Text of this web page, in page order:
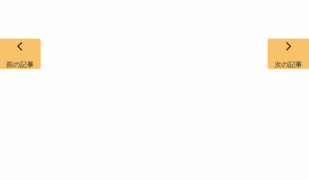
前の記事 次の記事